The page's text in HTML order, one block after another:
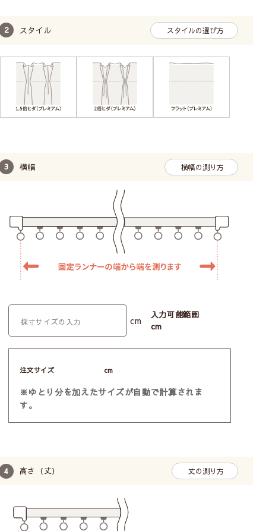
スタイル スタイルの選び方
横幅 横幅の測り方
cm
入力可能範囲
cm
注文サイズ cm
※ゆとり分を加えたサイズが自動で計算されま
す。
高さ（丈） 丈の測り方